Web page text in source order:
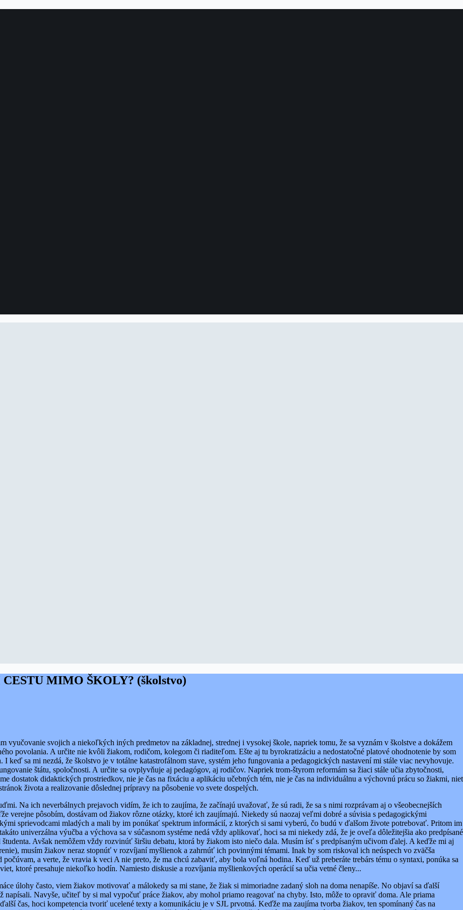
MIMO ŠKOLY? (školstvo)
vyučovanie svojich a niekoľkých iných predmetov na základnej, strednej i vysokej škole, napriek tomu, že sa vyznám v školstve a dokážem
povolania. A určite nie kvôli žiakom, rodičom, kolegom či riaditeľom. Ešte aj tu byrokratizáciu a nedostatočné platové ohodnotenie by som
sa mi nezdá, že školstvo je v totálne katastrofálnom stave, systém jeho fungovania a pedagogických nastavení mi stále viac nevyhovuje.
štátu, spoločnosti. A určite sa ovplyvňuje aj pedagógov, aj rodičov. Napriek trom-štyrom reformám sa žiaci stále učia zbytočnosti,
dostatok didaktických prostriedkov, nie je čas na fixáciu a aplikáciu učebných tém, nie je čas na individuálnu a výchovnú prácu so žiakmi, niet
života a realizovanie dôslednej prípravy na pôsobenie vo svete dospelých.
Na ich neverbálnych prejavoch vidím, že ich to zaujíma, že začínajú uvažovať, že sú radi, že sa s nimi rozprávam aj o všeobecnejších
verejne pôsobím, dostávam od žiakov rôzne otázky, ktoré ich zaujímajú. Niekedy sú naozaj veľmi dobré a súvisia s pedagogickými
sprievodcami mladých a mali by im ponúkať spektrum informácií, z ktorých si sami vyberú, čo budú v ďalšom živote potrebovať. Pritom im
univerzálna výučba a výchova sa v súčasnom systéme nedá vždy aplikovať, hoci sa mi niekedy zdá, že je oveľa dôležitejšia ako predpísané
Avšak nemôžem vždy rozvinúť širšiu debatu, ktorá by žiakom isto niečo dala. Musím ísť s predpísaným učivom ďalej. A keďže mi aj
musím žiakov neraz stopnúť v rozvíjaní myšlienok a zahrnúť ich povinnými témami. Inak by som riskoval ich neúspech vo zväčša
a verte, že vravia k veci A nie preto, že ma chcú zabaviť, aby bola voľná hodina. Keď už preberáte trebárs tému o syntaxi, ponúka sa
ktoré presahuje niekoľko hodín. Namiesto diskusie a rozvíjania myšlienkových operácií sa učia vetné členy...
úlohy často, viem žiakov motivovať a málokedy sa mi stane, že žiak si mimoriadne zadaný sloh na doma nenapíše. No objaví sa ďalší
Navyše, učiteľ by si mal vypočuť práce žiakov, aby mohol priamo reagovať na chyby. Isto, môže to opraviť doma. Ale priama
čas, hoci kompetencia tvoriť ucelené texty a komunikáciu je v SJL prvotná. Keďže ma zaujíma tvorba žiakov, ten spomínaný čas na